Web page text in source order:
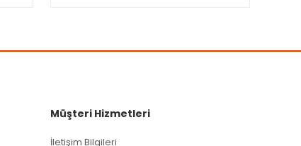
Müşteri Hizmetleri
İletişim Bilgileri